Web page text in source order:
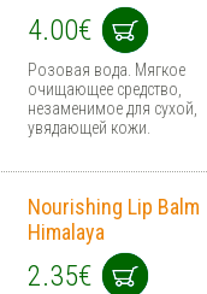
4.00€
Розовая вода. Мягкое
очищающее средство,
незаменимое для сухой,
увядающей кожи.
Nourishing Lip Balm
Himalaya
2.35€